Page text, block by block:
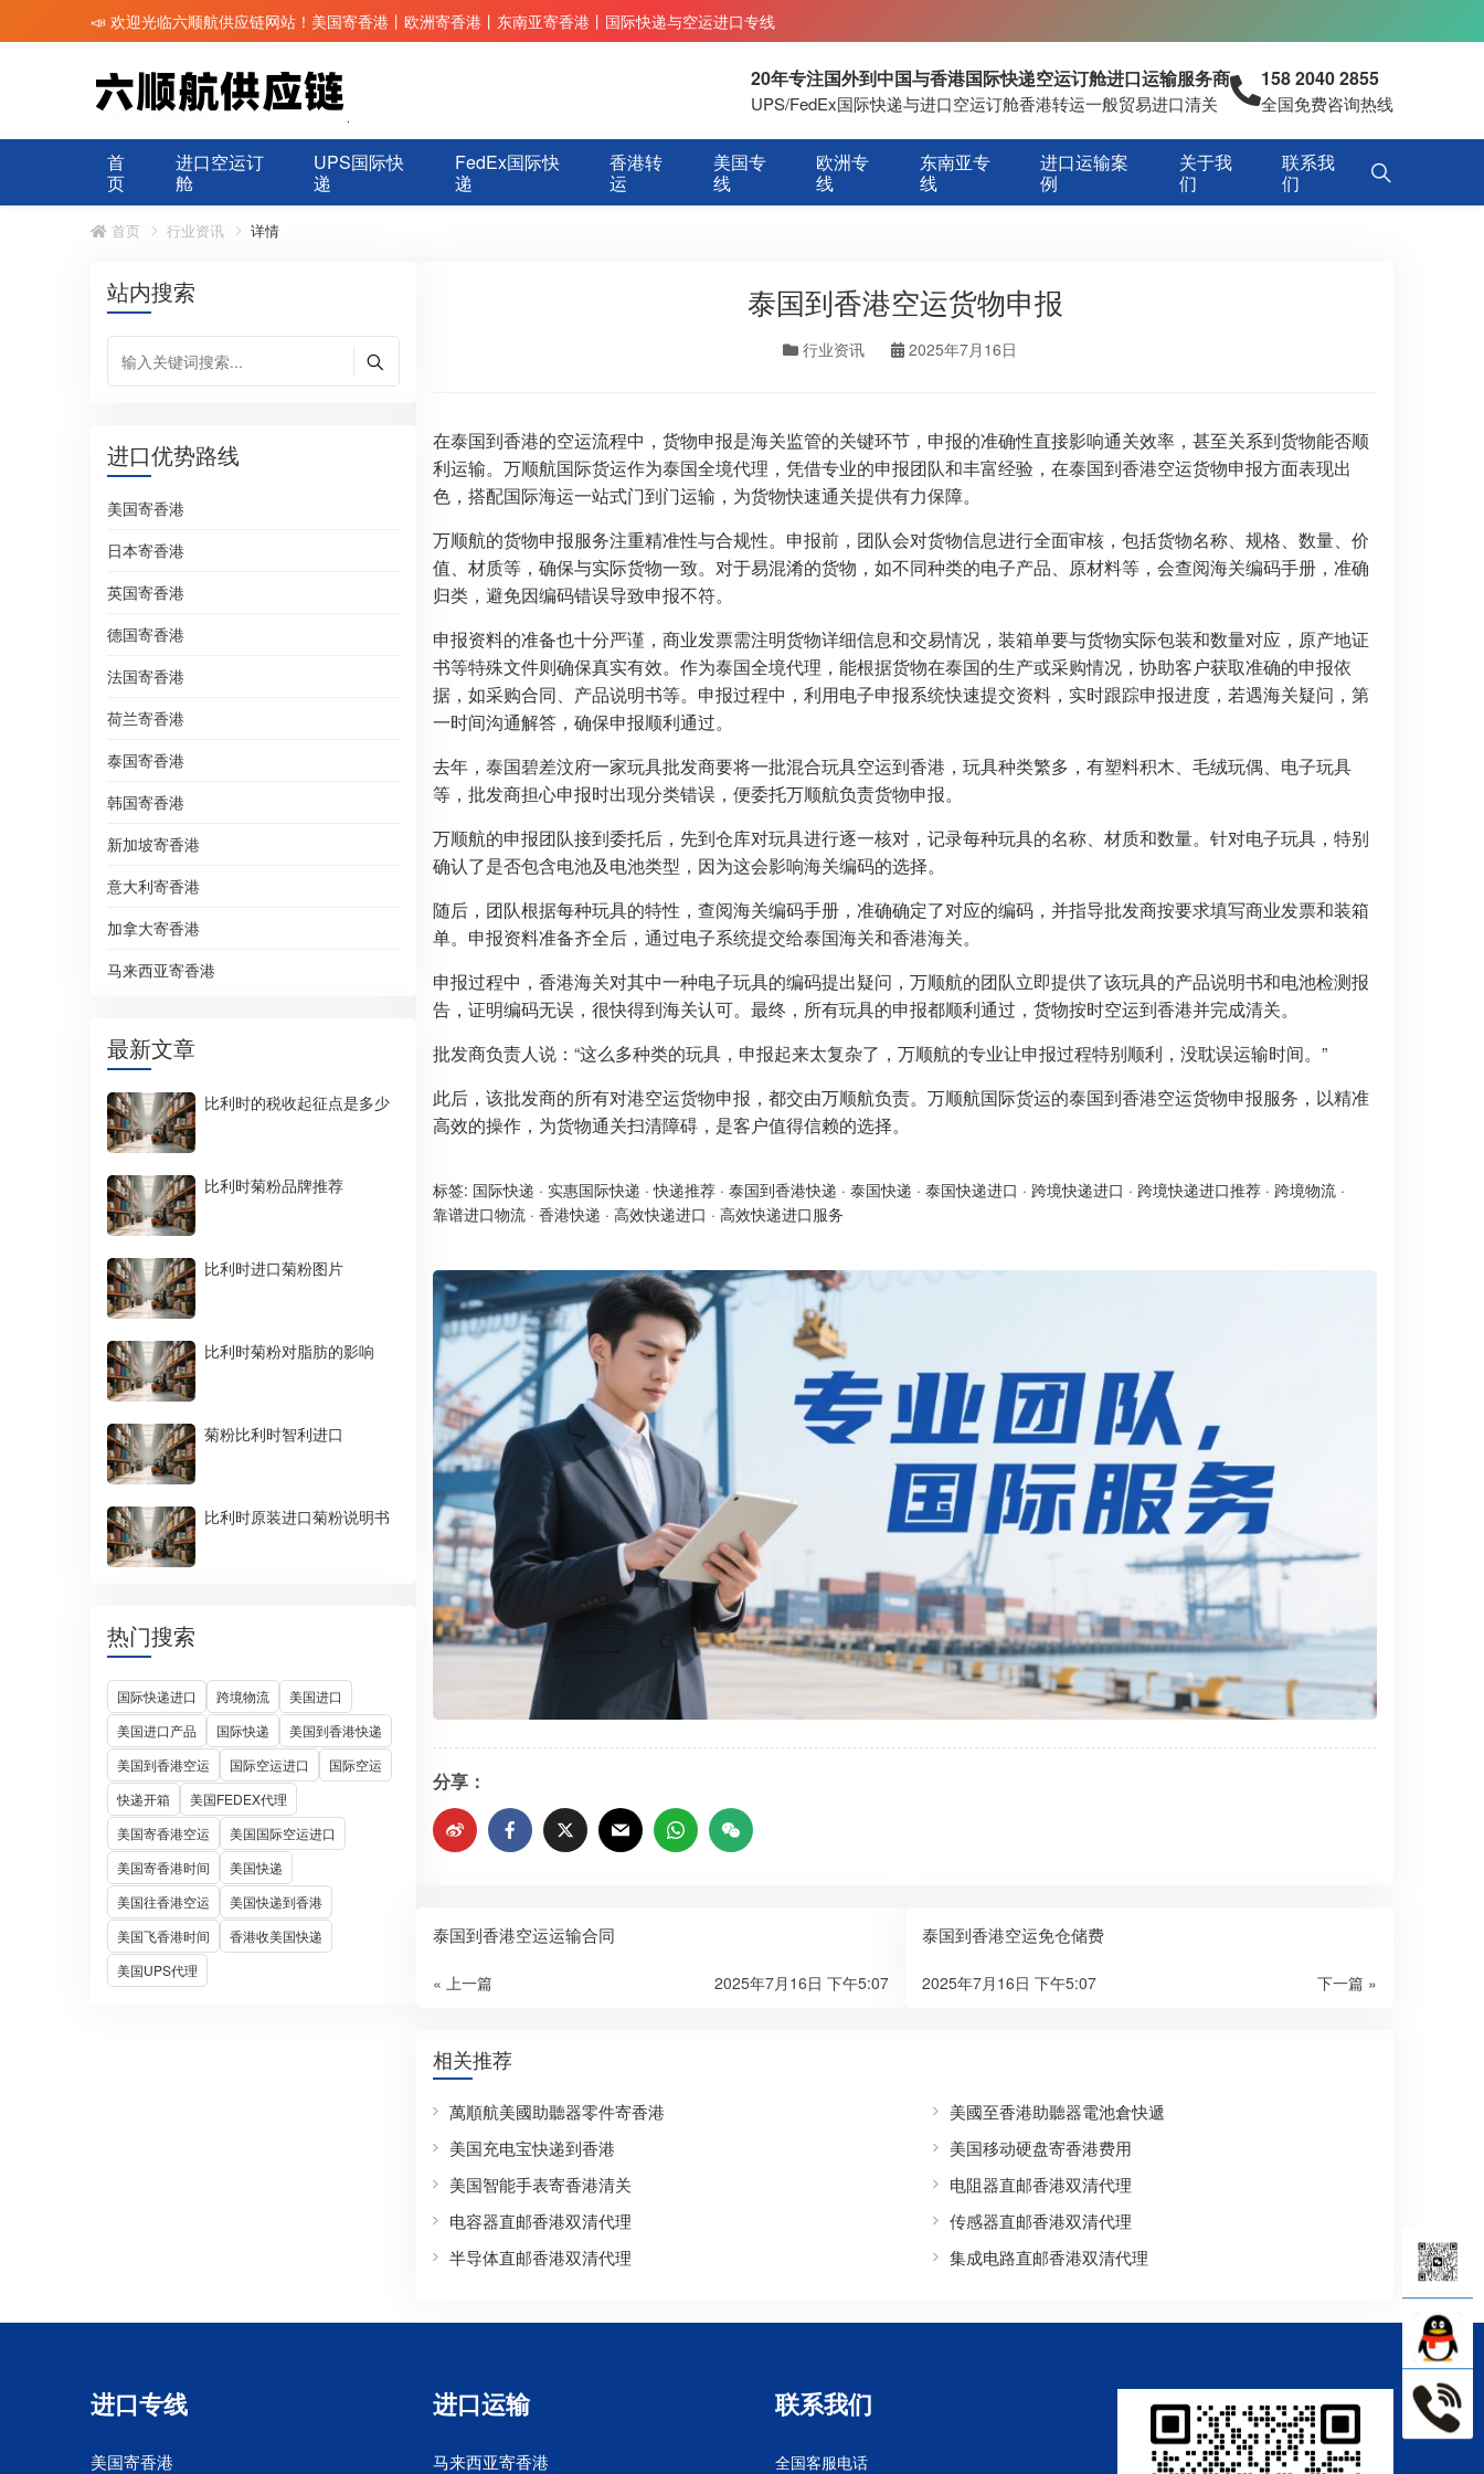
📣 欢迎光临六顺航供应链网站！美国寄香港丨欧洲寄香港丨东南亚寄香港丨国际快递与空运进口专线
20年专注国外到中国与香港国际快递空运订舱进口运输服务商
UPS/FedEx国际快递与进口空运订舱香港转运一般贸易进口清关
158 2040 2855
全国免费咨询热线
首
页
进口空运订
舱
UPS国际快
递
FedEx国际快
递
香港转
运
美国专
线
欧洲专
线
东南亚专
线
进口运输案
例
关于我
们
联系我
们
首页 行业资讯 详情
站内搜索
进口优势路线
美国寄香港
日本寄香港
英国寄香港
德国寄香港
法国寄香港
荷兰寄香港
泰国寄香港
韩国寄香港
新加坡寄香港
意大利寄香港
加拿大寄香港
马来西亚寄香港
最新文章
比利时的税收起征点是多少
比利时菊粉品牌推荐
比利时进口菊粉图片
比利时菊粉对脂肪的影响
菊粉比利时智利进口
比利时原装进口菊粉说明书
热门搜索
国际快递进口 跨境物流
美国进口
美国进口产品
国际快递
美国到香港快递
美国到香港空运
国际空运进口
国际空运
快递开箱
美国FEDEX代理
美国寄香港空运
美国国际空运进口
美国寄香港时间
美国快递
美国往香港空运
美国快递到香港
美国飞香港时间
香港收美国快递
美国UPS代理
泰国到香港空运货物申报
行业资讯 2025年7月16日
在泰国到香港的空运流程中，货物申报是海关监管的关键环节，申报的准确性直接影响通关效率，甚至关系到货物能否顺
利运输。万顺航国际货运作为泰国全境代理，凭借专业的申报团队和丰富经验，在泰国到香港空运货物申报方面表现出
色，搭配国际海运一站式门到门运输，为货物快速通关提供有力保障。
万顺航的货物申报服务注重精准性与合规性。申报前，团队会对货物信息进行全面审核，包括货物名称、规格、数量、价
值、材质等，确保与实际货物一致。对于易混淆的货物，如不同种类的电子产品、原材料等，会查阅海关编码手册，准确
归类，避免因编码错误导致申报不符。
申报资料的准备也十分严谨，商业发票需注明货物详细信息和交易情况，装箱单要与货物实际包装和数量对应，原产地证
书等特殊文件则确保真实有效。作为泰国全境代理，能根据货物在泰国的生产或采购情况，协助客户获取准确的申报依
据，如采购合同、产品说明书等。申报过程中，利用电子申报系统快速提交资料，实时跟踪申报进度，若遇海关疑问，第
一时间沟通解答，确保申报顺利通过。
去年，泰国碧差汶府一家玩具批发商要将一批混合玩具空运到香港，玩具种类繁多，有塑料积木、毛绒玩偶、电子玩具
等，批发商担心申报时出现分类错误，便委托万顺航负责货物申报。
万顺航的申报团队接到委托后，先到仓库对玩具进行逐一核对，记录每种玩具的名称、材质和数量。针对电子玩具，特别
确认了是否包含电池及电池类型，因为这会影响海关编码的选择。
随后，团队根据每种玩具的特性，查阅海关编码手册，准确确定了对应的编码，并指导批发商按要求填写商业发票和装箱
单。申报资料准备齐全后，通过电子系统提交给泰国海关和香港海关。
申报过程中，香港海关对其中一种电子玩具的编码提出疑问，万顺航的团队立即提供了该玩具的产品说明书和电池检测报
告，证明编码无误，很快得到海关认可。最终，所有玩具的申报都顺利通过，货物按时空运到香港并完成清关。
批发商负责人说：“这么多种类的玩具，申报起来太复杂了，万顺航的专业让申报过程特别顺利，没耽误运输时间。”
此后，该批发商的所有对港空运货物申报，都交由万顺航负责。万顺航国际货运的泰国到香港空运货物申报服务，以精准
高效的操作，为货物通关扫清障碍，是客户值得信赖的选择。
标签: 国际快递 · 实惠国际快递 ·快递推荐 · 泰国到香港快递 · 泰国快递 · 泰国快递进口 · 跨境快递进口 · 跨境快递进口推荐 · 跨境物流 ·
靠谱进口物流 · 香港快递 · 高效快递进口 · 高效快递进口服务
分享：
泰国到香港空运运输合同
« 上一篇 2025年7月16日 下午5:07
泰国到香港空运免仓储费
下一篇 »
2025年7月16日 下午5:07
相关推荐
萬順航美國助聽器零件寄香港
美國至香港助聽器電池倉快遞
美国充电宝快递到香港
美国移动硬盘寄香港费用
美国智能手表寄香港清关
电阻器直邮香港双清代理
电容器直邮香港双清代理
传感器直邮香港双清代理
半导体直邮香港双清代理
集成电路直邮香港双清代理
进口专线
美国寄香港
进口运输
马来西亚寄香港
联系我们
全国客服电话